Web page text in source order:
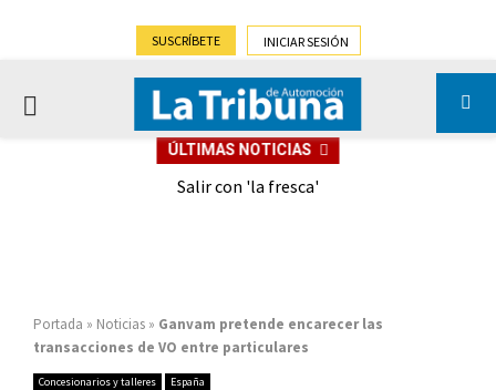
SUSCRÍBETE INICIAR SESIÓN
PRIMARY
ÚLTIMAS NOTICIAS
Salir con 'la fresca'
Portada » Noticias » Ganvam pretende encarecer las
transacciones de VO entre particulares
Concesionarios y talleres España